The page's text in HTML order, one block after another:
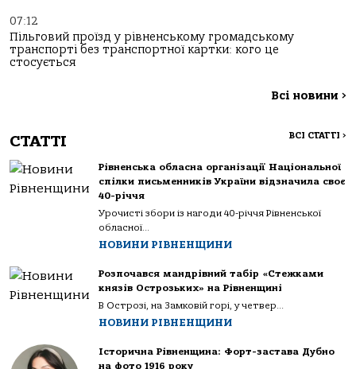
07:12
Пільговий проїзд у рівненському громадському
транспорті без транспортної картки: кого це
стосується
Всі новини >
СТАТТІ ВСІ СТАТТІ >
Рівненська обласна організації Національної
спілки письменників України відзначила своє
40-річчя
Урочисті збори із нагоди 40-річчя Рівненської
обласної...
НОВИНИ РІВНЕНЩИНИ
Розпочався мандрівний табір «Стежками
князів Острозьких» на Рівненщині
В Острозі, на Замковій горі, у четвер...
НОВИНИ РІВНЕНЩИНИ
Історична Рівненщина: Форт-застава Дубно
на фото 1916 року